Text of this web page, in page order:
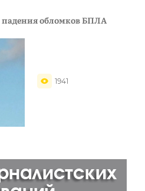
обломков БПЛА
1941